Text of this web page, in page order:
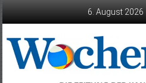
6. August 2026